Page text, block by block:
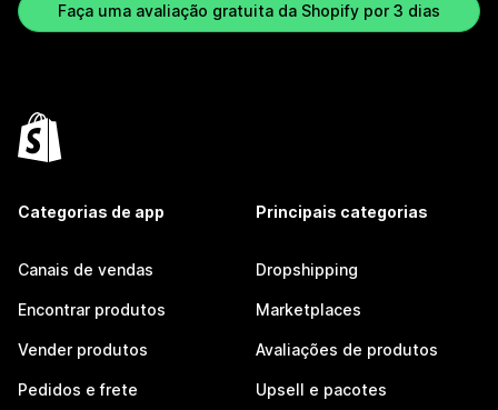
Faça uma avaliação gratuita da Shopify por 3 dias
Categorias de app
Canais de vendas
Encontrar produtos
Vender produtos
Pedidos e frete
Principais categorias
Dropshipping
Marketplaces
Avaliações de produtos
Upsell e pacotes